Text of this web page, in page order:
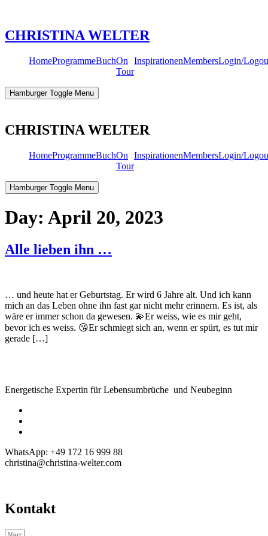
content
CHRISTINA WELTER
HomeProgrammeBuchOn
Tour
InspirationenMembersLogin/
Hamburger Toggle Menu
CHRISTINA WELTER
HomeProgrammeBuchOn
Tour
InspirationenMembersLogin/
Hamburger Toggle Menu
Day: April 20, 2023
Alle lieben ihn …
… und heute hat er Geburtstag. Er wird 6 Jahre alt. Und ich kann
mich an das Leben ohne ihn fast gar nicht mehr erinnern. Es ist, als
wäre er immer schon da gewesen. 💫Er weiss, wie es mir geht,
bevor ich es weiss. 😘Er schmiegt sich an, wenn er spürt, es tut mir
gerade […]
Energetische Expertin für Lebensumbrüche und Neubeginn
WhatsApp: +49 172 16 999 88
christina@christina-welter.com
Kontakt